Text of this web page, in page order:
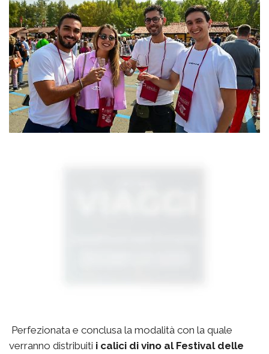
Perfezionata e conclusa la modalità con la quale
verranno distribuiti i calici di vino al Festival delle